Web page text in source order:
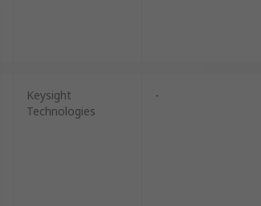
Keysight
Technologies
-